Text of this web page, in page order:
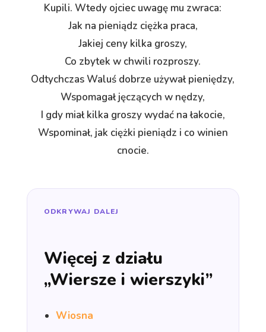
Kupili. Wtedy ojciec uwagę mu zwraca:
Jak na pieniądz ciężka praca,
Jakiej ceny kilka groszy,
Co zbytek w chwili rozproszy.
Odtychczas Waluś dobrze używał pieniędzy,
Wspomagał jęczących w nędzy,
I gdy miał kilka groszy wydać na łakocie,
Wspominał, jak ciężki pieniądz i co winien
cnocie.
ODKRYWAJ DALEJ
Więcej z działu
„Wiersze i wierszyki”
Wiosna